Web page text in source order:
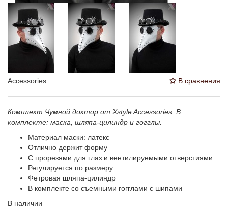
В сравнения
Accessories
Комплект Чумной доктор от Xstyle Accessories. В
комплекте: маска, шляпа-цилиндр и гогглы.
Материал маски: латекс
Отлично держит форму
С прорезями для глаз и вентилируемыми отверстиями
Регулируется по размеру
Фетровая шляпа-цилиндр
В комплекте со съемными гогглами с шипами
В наличии